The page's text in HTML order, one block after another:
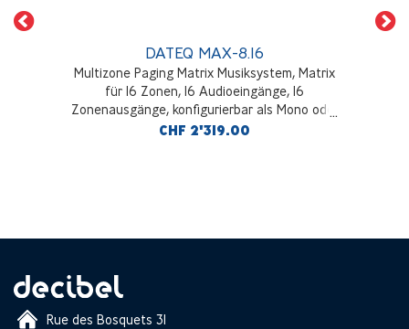
DATEQ MAX-8.16
Multizone Paging Matrix Musiksystem, Matrix
für 16 Zonen, 16 Audioeingänge, 16
Zonenausgänge, konfigurierbar als Mono oder
Stereo, Anschluss für 2 Paging-Panels MPC16A,
CHF 2'319.00
Rue des Bosquets 31